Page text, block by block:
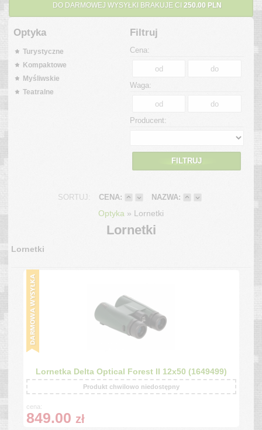
DO DARMOWEJ WYSYŁKI BRAKUJE CI 250.00 PLN
Optyka
Turystyczne
Kompaktowe
Myśliwskie
Teatralne
Filtruj
Cena:
Waga:
Producent:
FILTRUJ
SORTUJ: CENA: NAZWA:
Optyka » Lornetki
Lornetki
Lornetki
Lornetka Delta Optical Forest II 12x50 (1649499)
Produkt chwilowo niedostępny
cena:
849.00 zł